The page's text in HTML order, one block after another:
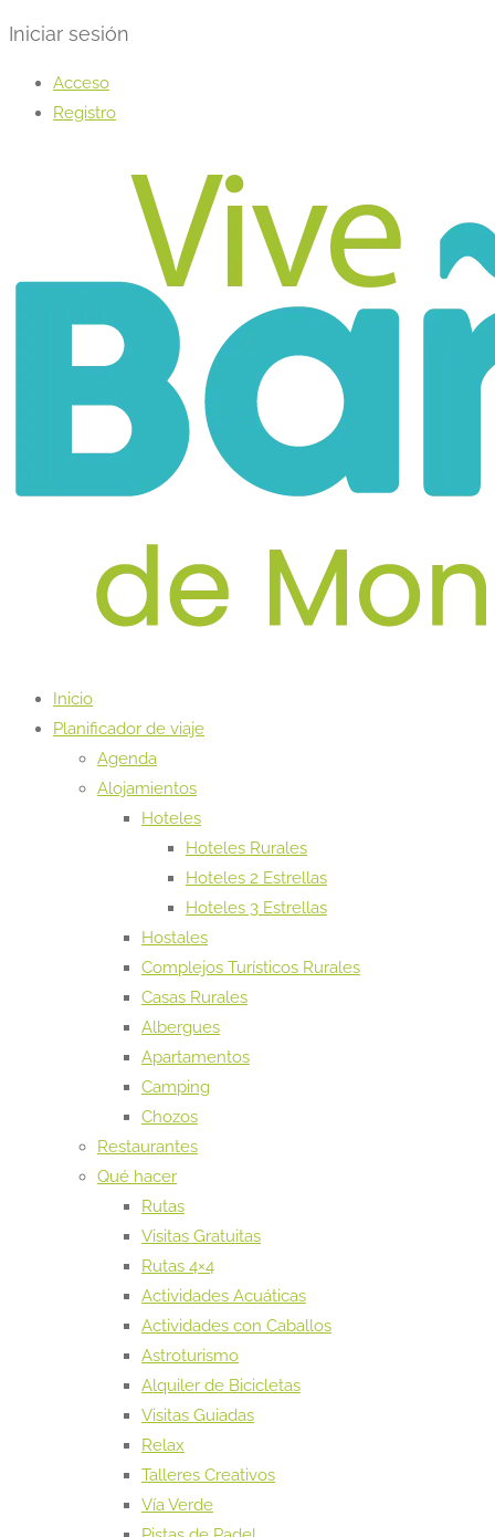
Iniciar sesión
Acceso
Registro
Inicio
Planificador de viaje
Agenda
Alojamientos
Hoteles
Hoteles Rurales
Hoteles 2 Estrellas
Hoteles 3 Estrellas
Hostales
Complejos Turísticos Rurales
Casas Rurales
Albergues
Apartamentos
Camping
Chozos
Restaurantes
Qué hacer
Rutas
Visitas Gratuitas
Rutas 4×4
Actividades Acuáticas
Actividades con Caballos
Astroturismo
Alquiler de Bicicletas
Visitas Guiadas
Relax
Talleres Creativos
Vía Verde